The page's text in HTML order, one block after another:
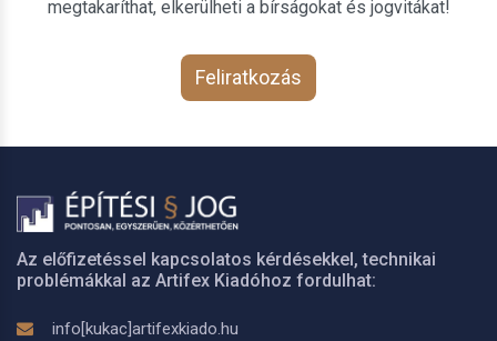
megtakaríthat, elkerülheti a bírságokat és jogvitákat!
Feliratkozás
Az előfizetéssel kapcsolatos kérdésekkel, technikai
problémákkal az Artifex Kiadóhoz fordulhat:
info[kukac]artifexkiado.hu